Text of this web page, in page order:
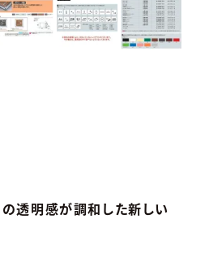
透明感が調和した新しい